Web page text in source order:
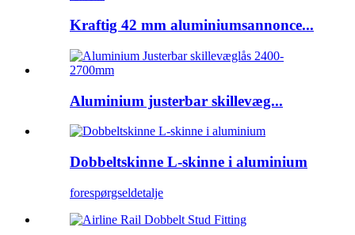
Kraftig 42 mm aluminiumsannonce...
Aluminium justerbar skillevæg...
Dobbeltskinne L-skinne i aluminium
forespørgseldetalje